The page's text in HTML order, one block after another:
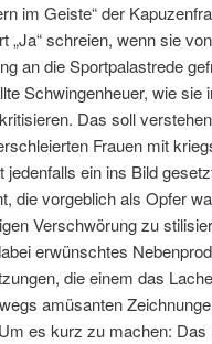
im Geiste“ der
„Ja“ schreien, wenn sie
an die Sportpalastrede
Schwingenheuer, wie
Das soll
Frauen mit
ein ins Bild
die vorgeblich als Opfer
Verschwörung zu
erwünschtes
die einem das
amüsanten
es kurz zu machen: